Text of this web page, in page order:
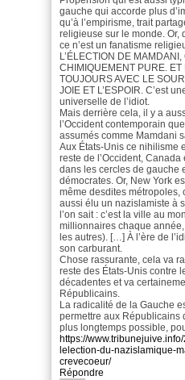
gauche qui accorde plus
qu’à l’empirisme, trait
religieuse sur le monde. Or,
ce n’est un fanatisme
L’ÉLECTION DE MAMDANI,
CHIMIQUEMENT PURE. ET
TOUJOURS AVEC LE
JOIE ET L’ESPOIR. C’est
universelle de l’idiot.
Mais derrière cela, il y a
l’Occident contemporain
assumés comme Mamdani
Aux États-Unis ce nihilisme
reste de l’Occident,
dans les cercles de gauche
démocrates. Or, New York
même desdites métropoles,
aussi élu un nazislamiste à
l’on sait : c’est la ville au
millionnaires chaque
les autres). […] À l’ère de
son carburant.
Chose rassurante, cela va
reste des États-Unis contre
décadentes et va
Républicains.
La radicalité de la Gauche
permettre aux Républicains
plus longtemps possible,
https://
lelection-du-nazislamique-
crevecoeur/
Répondre